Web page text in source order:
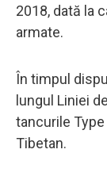
2018, dată la
armate.
În timpul
lungul Liniei
tancurile
Tibetan.